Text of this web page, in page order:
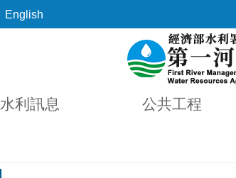
English
水利訊息 公共工程